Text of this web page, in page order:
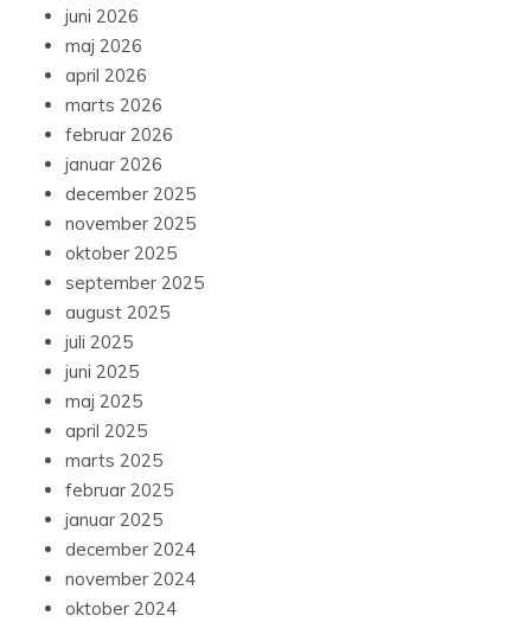
juni 2026
maj 2026
april 2026
marts 2026
februar 2026
januar 2026
december 2025
november 2025
oktober 2025
september 2025
august 2025
juli 2025
juni 2025
maj 2025
april 2025
marts 2025
februar 2025
januar 2025
december 2024
november 2024
oktober 2024